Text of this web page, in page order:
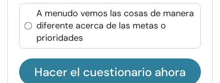
A menudo vemos las cosas de manera
diferente acerca de las metas o
prioridades
Hacer el cuestionario ahora